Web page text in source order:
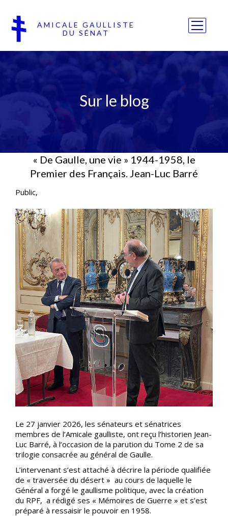
AMICALE GAULLISTE
DU SÉNAT
Sur le blog
« De Gaulle, une vie » 1944-1958, le
Premier des Français. Jean-Luc Barré
Public,
Le 27 janvier 2026, les sénateurs et sénatrices
membres de l’Amicale gaulliste, ont reçu l’historien Jean-
Luc Barré, à l’occasion de la parution du Tome 2 de sa
trilogie consacrée au général de Gaulle.
L’intervenant s’est attaché à décrire la période qualifiée
de « traversée du désert » au cours de laquelle le
Général a forgé le gaullisme politique, avec la création
du RPF, a rédigé ses « Mémoires de Guerre » et s’est
préparé à ressaisir le pouvoir en 1958.